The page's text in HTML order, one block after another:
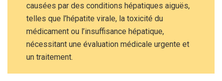
causées par des conditions hépatiques aiguës,
telles que l’hépatite virale, la toxicité du
médicament ou l’insuffisance hépatique,
nécessitant une évaluation médicale urgente et
un traitement.